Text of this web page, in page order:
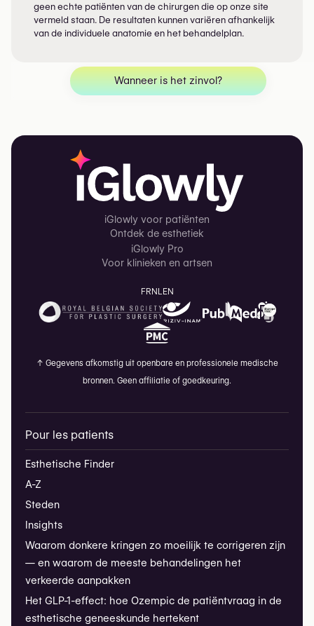
geen echte patiënten van de chirurgen die op onze site
vermeld staan. De resultaten kunnen variëren afhankelijk
van de individuele anatomie en het behandelplan.
Wanneer is het zinvol?
iGlowly voor patiënten
Ontdek de esthetiek
iGlowly Pro
Voor klinieken en artsen
FRNLEN
↑ Gegevens afkomstig uit openbare en professionele medische
bronnen. Geen affiliatie of goedkeuring.
Pour les patients
Esthetische Finder
A-Z
Steden
Insights
Waarom donkere kringen zo moeilijk te corrigeren zijn
— en waarom de meeste behandelingen het
verkeerde aanpakken
Het GLP-1-effect: hoe Ozempic de patiëntvraag in de
esthetische geneeskunde hertekent